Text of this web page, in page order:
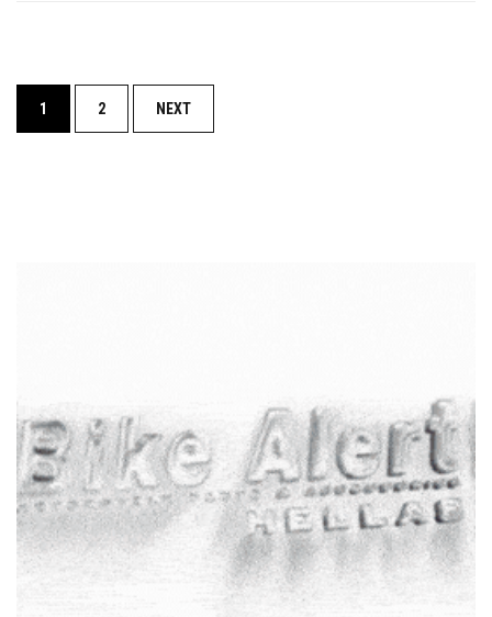
Posts
navigation
1 2 NEXT